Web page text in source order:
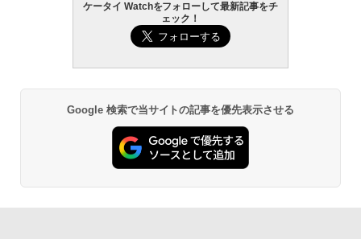
ケータイ Watchをフォローして最新記事をチ
ェック！
Google 検索で当サイトの記事を優先表示させる